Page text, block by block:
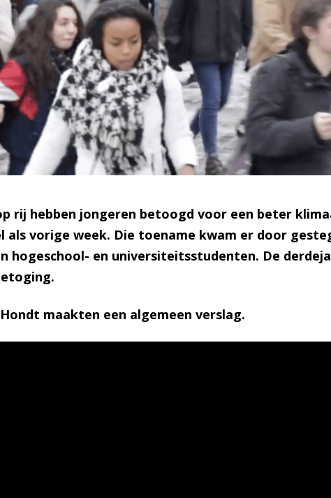
rij hebben jongeren betoogd voor een beter
als vorige week. Die toename kwam er door
hogeschool- en universiteitsstudenten. De
maakten een algemeen verslag.